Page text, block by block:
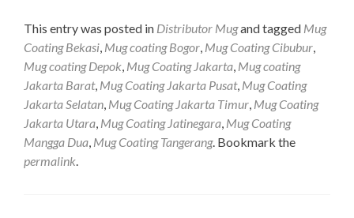
This entry was posted in Distributor Mugand tagged Mug
Coating Bekasi, Mug coating Bogor, Mug Coating Cibubur,
Mug coating Depok, Mug Coating Jakarta, Mug coating
Jakarta Barat, Mug Coating Jakarta Pusat, Mug Coating
Jakarta Selatan, Mug Coating Jakarta Timur, Mug Coating
Jakarta Utara, Mug Coating Jatinegara, Mug Coating
Mangga Dua, Mug Coating Tangerang. Bookmark the
permalink.